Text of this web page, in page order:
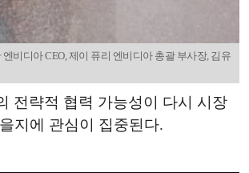
비디아 CEO, 제이 퓨리 엔비디아 총괄 부사장, 김유
전략적 협력 가능성이 다시 시장
지에 관심이 집중된다.